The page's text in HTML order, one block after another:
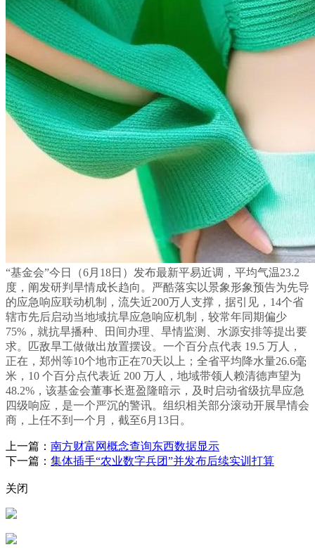
“基金会”今日（6月18日）发布最新平易近调，平均气温23.2
度，阐发研判旱情成长趋向。严酷落实以景象形象预告为先导
的应急响应联动机制，流失近200万人支撑，据引见，14个省
辖市先后启动当地域抗旱应急响应机制，较常年同期偏少
75%，就抗旱播种、田间办理、旱情监测、水源安排等提出要
求。匹敌旱工做做出放置摆设。一个百分点代表 19.5 万人，
正在，郑州等10个地市正在70天以上；全省平均降水量26.6毫
米，10 个百分点代表近 200 万人，地域带领人赖清德声望为
48.2%，该基金会董事长逛盈隆暗示，及时启动省级抗旱应急
四级响应，是一个严沉的警讯。组织相关部分滚动开展旱情会
商，上任不到一个月，截至6月13日。
上一篇： 南方财富网概念查询东西数据显示
下一篇： 集体插手“农业数字兵团”并发布后续实训打算
关闭